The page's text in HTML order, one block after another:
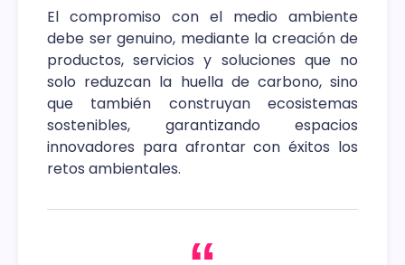
efecto invernadero
El compromiso con el medio ambiente
debe ser genuino, mediante la creación de
productos, servicios y soluciones que no
solo reduzcan la huella de carbono, sino
que también construyan ecosistemas
sostenibles, garantizando espacios
innovadores para afrontar con éxitos los
retos ambientales.